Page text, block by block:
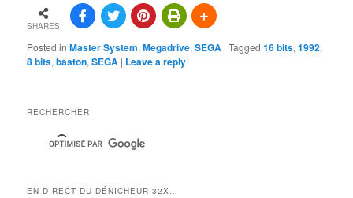
SHARES
Posted in Master System,Megadrive,SEGA |Tagged 16 bits,1992,
8 bits,baston,SEGA | Leave a reply
RECHERCHER
EN DIRECT DU DÉNICHEUR 32X…